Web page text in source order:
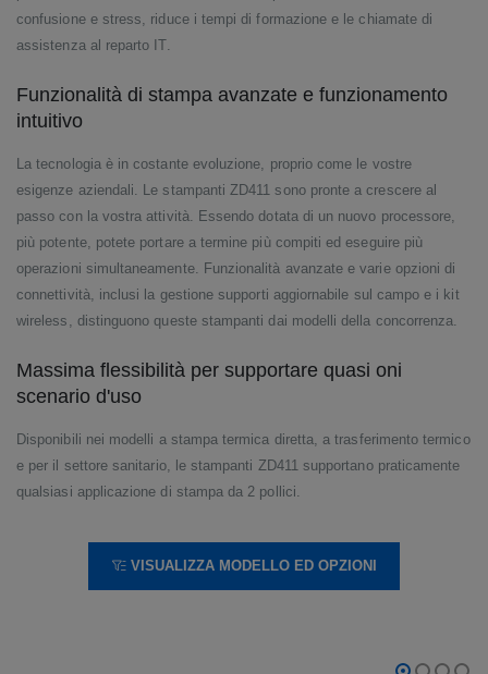
confusione e stress, riduce i tempi di formazione e le chiamate di
assistenza al reparto IT.
Funzionalità di stampa avanzate e funzionamento
intuitivo
La tecnologia è in costante evoluzione, proprio come le vostre
esigenze aziendali. Le stampanti ZD411 sono pronte a crescere al
passo con la vostra attività. Essendo dotata di un nuovo processore,
più potente, potete portare a termine più compiti ed eseguire più
operazioni simultaneamente. Funzionalità avanzate e varie opzioni di
connettività, inclusi la gestione supporti aggiornabile sul campo e i kit
wireless, distinguono queste stampanti dai modelli della concorrenza.
Massima flessibilità per supportare quasi oni
scenario d'uso
Disponibili nei modelli a stampa termica diretta, a trasferimento termico
e per il settore sanitario, le stampanti ZD411 supportano praticamente
qualsiasi applicazione di stampa da 2 pollici.
VISUALIZZA MODELLO ED OPZIONI